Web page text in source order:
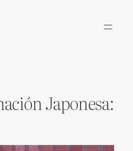
Japonesa: